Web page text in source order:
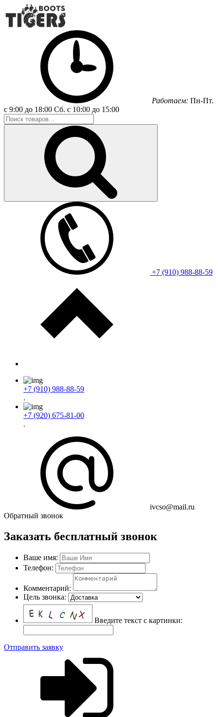
Работаем: Пн-Пт.
с 9:00 до 18:00 Сб. с 10:00 до 15:00
+7 (910) 988-88-59
+7 (910) 988-88-59
.
+7 (920) 675-81-00
.
ivcso@mail.ru
Обратный звонок
Заказать бесплатный звонок
Ваше имя:
Телефон:
Комментарий:
Цель звонка:
Введите текст с картинки:
Отправить заявку